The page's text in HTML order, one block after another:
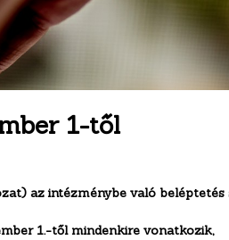
1-től
az intézménybe való beléptetés
1.-től mindenkire vonatkozik,